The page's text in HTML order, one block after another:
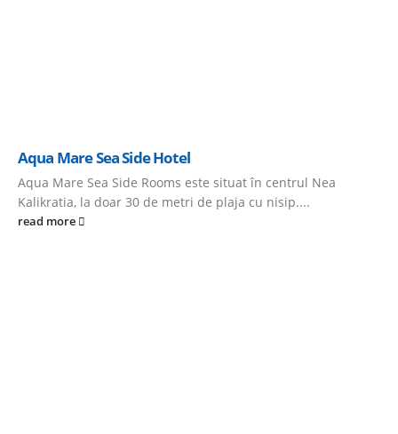
Aqua Mare Sea Side Hotel
Aqua Mare Sea Side Rooms este situat în centrul Nea
Kalikratia, la doar 30 de metri de plaja cu nisip....
read more